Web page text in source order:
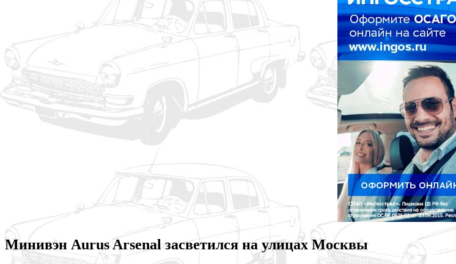
Минивэн Aurus Arsenal засветился на улицах Москвы